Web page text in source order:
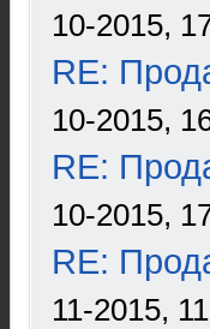
10-2015,
RE:
10-2015,
RE:
10-2015,
RE:
11-2015,